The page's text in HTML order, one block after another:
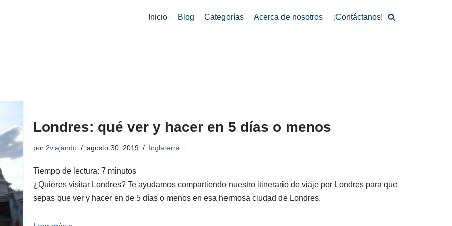
Inicio Blog Categorías Acerca de nosotros ¡Contáctanos!
Londres: qué ver y hacer en 5 días o menos
por 2viajando agosto 30, 2019 Inglaterra
Tiempo de lectura: 7 minutos
¿Quieres visitar Londres? Te ayudamos compartiendo nuestro itinerario de viaje por Londres para que
sepas que ver y hacer en de 5 días o menos en esa hermosa ciudad de Londres.